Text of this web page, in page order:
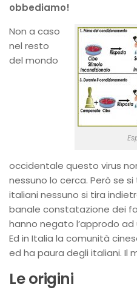
obbediamo!
Non a caso
nel resto
del mondo
occidentale questo virus
nessuno lo cerca. Però se
italiani nessuno si tira
banale constatazione dei
hanno negato l’approdo
Ed in Italia la comunità
ed ha paura degli italiani. Il
Le origini